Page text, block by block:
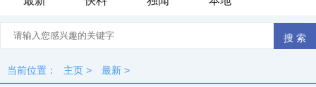
当前位置： 主页 > 最新 >